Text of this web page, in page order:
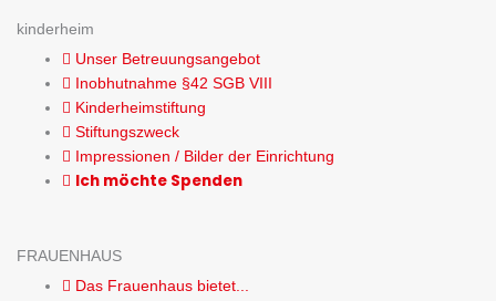
kinderheim
Unser Betreuungsangebot
Inobhutnahme §42 SGB VIII
Kinderheimstiftung
Stiftungszweck
Impressionen / Bilder der Einrichtung
Ich möchte Spenden
FRAUENHAUS
Das Frauenhaus bietet...